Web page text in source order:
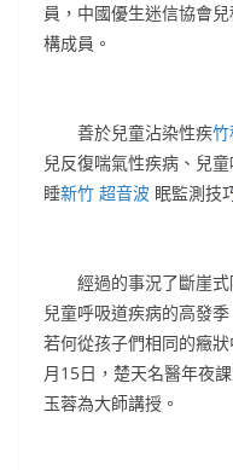
員，中國優生迷信協會
構成員。
善於兒童沾染性疾
兒反復喘氣性疾病、兒
睡新竹 超音波 眠監測技
經過的事況了斷崖式
兒童呼吸道疾病的高發
若何從孩子們相同的癥
月15日，楚天名醫年夜
玉蓉為大師講授。